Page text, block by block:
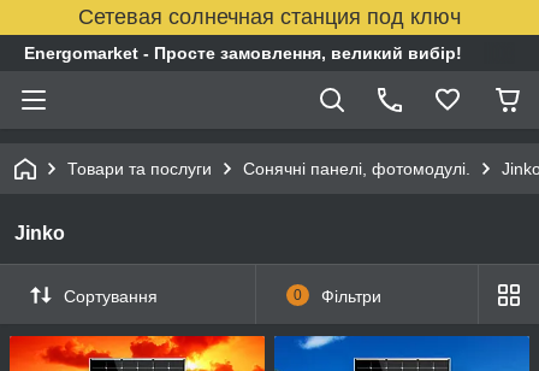
Сетевая солнечная станция под ключ
Energomarket - Просте замовлення, великий вибір!
Товари та послуги Сонячні панелі, фотомодулі.
Jinko
Сортування 0 Фільтри